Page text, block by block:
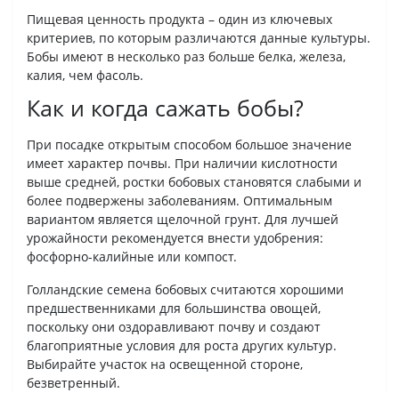
Пищевая ценность продукта – один из ключевых
критериев, по которым различаются данные культуры.
Бобы имеют в несколько раз больше белка, железа,
калия, чем фасоль.
Как и когда сажать бобы?
При посадке открытым способом большое значение
имеет характер почвы. При наличии кислотности
выше средней, ростки бобовых становятся слабыми и
более подвержены заболеваниям. Оптимальным
вариантом является щелочной грунт. Для лучшей
урожайности рекомендуется внести удобрения:
фосфорно-калийные или компост.
Голландские семена бобовых считаются хорошими
предшественниками для большинства овощей,
поскольку они оздоравливают почву и создают
благоприятные условия для роста других культур.
Выбирайте участок на освещенной стороне,
безветренный.